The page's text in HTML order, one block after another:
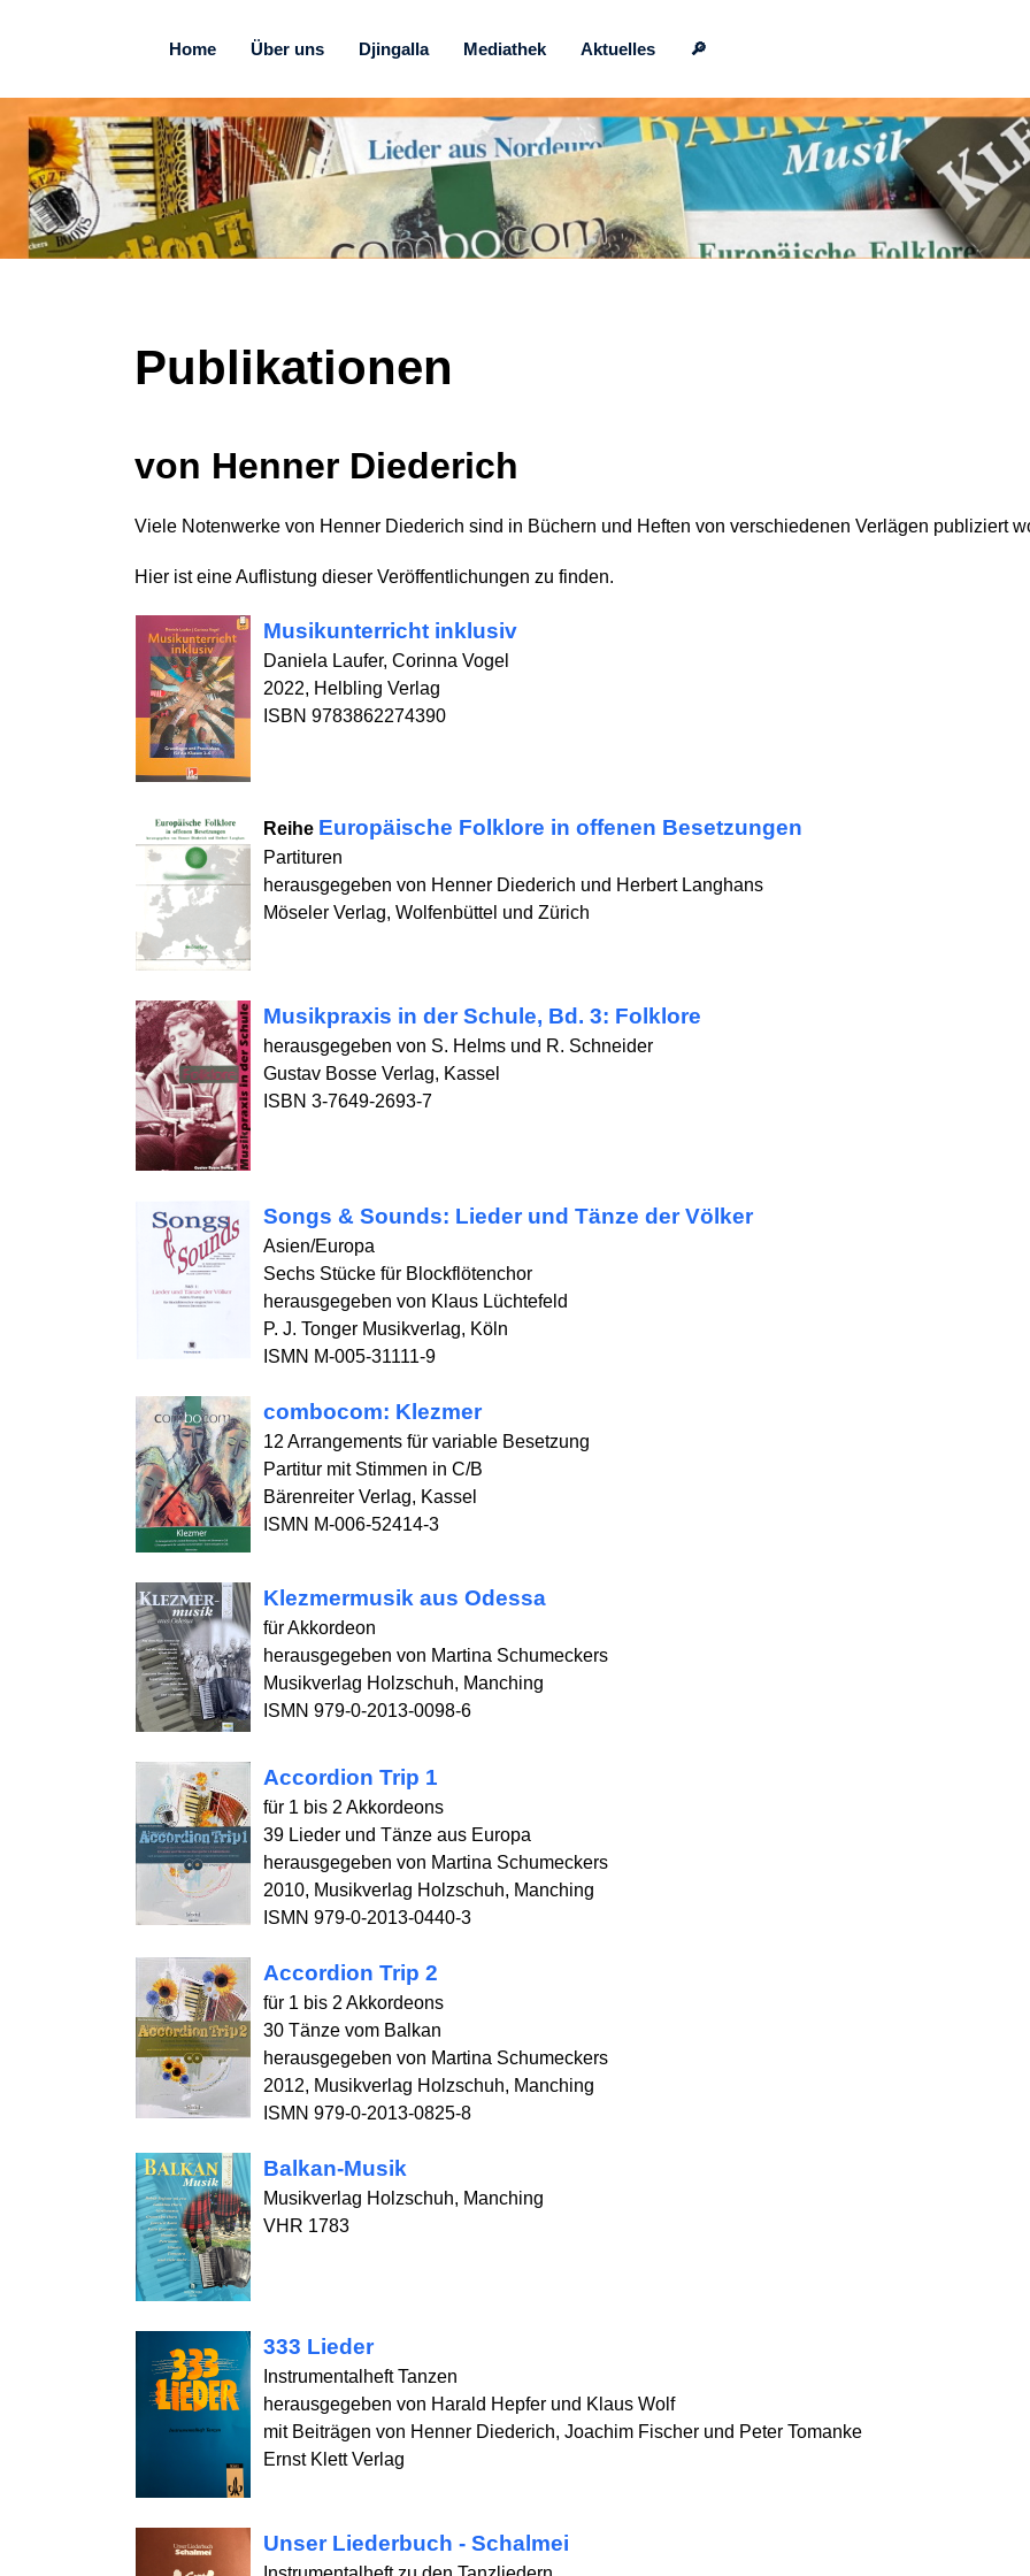
Home Über uns Djingalla Mediathek Aktuelles 🔎
Publikationen
von Henner Diederich
Viele Notenwerke von Henner Diederich sind in Büchern und Heften von verschiedenen Verlägen publiziert
Hier ist eine Auflistung dieser Veröffentlichungen zu finden.
Musikunterricht inklusiv
Daniela Laufer, Corinna Vogel
2022, Helbling Verlag
ISBN 9783862274390
Reihe Europäische Folklore in offenen Besetzungen
Partituren
herausgegeben von Henner Diederich und Herbert Langhans
Möseler Verlag, Wolfenbüttel und Zürich
Musikpraxis in der Schule, Bd. 3: Folklore
herausgegeben von S. Helms und R. Schneider
Gustav Bosse Verlag, Kassel
ISBN 3-7649-2693-7
Songs & Sounds: Lieder und Tänze der Völker
Asien/Europa
Sechs Stücke für Blockflötenchor
herausgegeben von Klaus Lüchtefeld
P. J. Tonger Musikverlag, Köln
ISMN M-005-31111-9
combocom: Klezmer
12 Arrangements für variable Besetzung
Partitur mit Stimmen in C/B
Bärenreiter Verlag, Kassel
ISMN M-006-52414-3
Klezmermusik aus Odessa
für Akkordeon
herausgegeben von Martina Schumeckers
Musikverlag Holzschuh, Manching
ISMN 979-0-2013-0098-6
Accordion Trip 1
für 1 bis 2 Akkordeons
39 Lieder und Tänze aus Europa
herausgegeben von Martina Schumeckers
2010, Musikverlag Holzschuh, Manching
ISMN 979-0-2013-0440-3
Accordion Trip 2
für 1 bis 2 Akkordeons
30 Tänze vom Balkan
herausgegeben von Martina Schumeckers
2012, Musikverlag Holzschuh, Manching
ISMN 979-0-2013-0825-8
Balkan-Musik
Musikverlag Holzschuh, Manching
VHR 1783
333 Lieder
Instrumentalheft Tanzen
herausgegeben von Harald Hepfer und Klaus Wolf
mit Beiträgen von Henner Diederich, Joachim Fischer und Peter Tomanke
Ernst Klett Verlag
Unser Liederbuch - Schalmei